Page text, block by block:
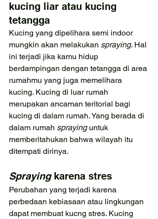
kucing liar atau kucing
tetangga
Kucing yang dipelihara semi indoor
mungkin akan melakukan spraying. Hal
ini terjadi jika kamu hidup
berdampingan dengan tetangga di area
rumahmu yang juga memelihara
kucing. Kucing di luar rumah
merupakan ancaman teritorial bagi
kucing di dalam rumah. Yang berada di
dalam rumah spraying untuk
memberitahukan bahwa wilayah itu
ditempati dirinya.
Spraying karena stres
Perubahan yang terjadi karena
perbedaan kebiasaan atau lingkungan
dapat membuat kucng stres. Kucing